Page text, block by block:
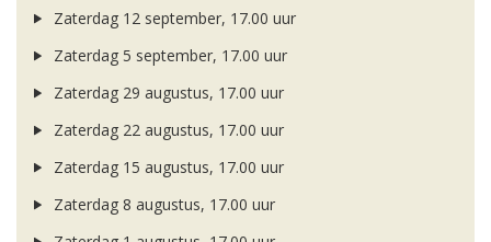
Zaterdag 12 september, 17.00 uur
Zaterdag 5 september, 17.00 uur
Zaterdag 29 augustus, 17.00 uur
Zaterdag 22 augustus, 17.00 uur
Zaterdag 15 augustus, 17.00 uur
Zaterdag 8 augustus, 17.00 uur